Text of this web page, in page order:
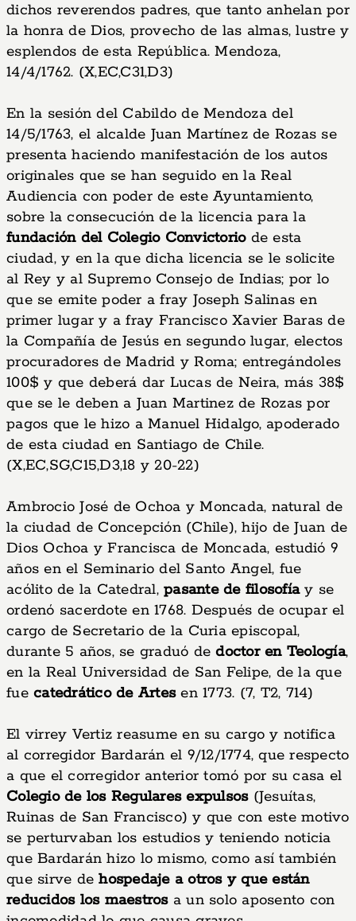
dichos reverendos padres, que tanto anhelan por
la honra de Dios, provecho de las almas, lustre y
esplendos de esta República. Mendoza,
14/4/1762. (X,EC,C31,D3)
En la sesión del Cabildo de Mendoza del
14/5/1763, el alcalde Juan Martínez de Rozas se
presenta haciendo manifestación de los autos
originales que se han seguido en la Real
Audiencia con poder de este Ayuntamiento,
sobre la consecución de la licencia para la
fundación del Colegio Convictoriode esta
ciudad, y en la que dicha licencia se le solicite
al Rey y al Supremo Consejo de Indias; por lo
que se emite poder a fray Joseph Salinas en
primer lugar y a fray Francisco Xavier Baras de
la Compañía de Jesús en segundo lugar, electos
procuradores de Madrid y Roma; entregándoles
100$ y que deberá dar Lucas de Neira, más 38$
que se le deben a Juan Martinez de Rozas por
pagos que le hizo a Manuel Hidalgo, apoderado
de esta ciudad en Santiago de Chile.
(X,EC,SG,C15,D3,18 y 20-22)
Ambrocio José de Ochoa y Moncada, natural de
la ciudad de Concepción (Chile), hijo de Juan de
Dios Ochoa y Francisca de Moncada, estudió 9
años en el Seminario del Santo Angel, fue
acólito de la Catedral, pasante de filosofíay se
ordenó sacerdote en 1768. Después de ocupar el
cargo de Secretario de la Curia episcopal,
durante 5 años, se graduó dedoctor en Teología,
en la Real Universidad de San Felipe, de la que
fue catedrático de Artesen 1773. (7, T2, 714)
El virrey Vertiz reasume en su cargo y notifica
al corregidor Bardarán el 9/12/1774, que respecto
a que el corregidor anterior tomó por su casa el
Colegio de los Regulares expulsos(Jesuítas,
Ruinas de San Francisco) y que con este motivo
se perturvaban los estudios y teniendo noticia
que Bardarán hizo lo mismo, como así también
que sirve dehospedaje a otros y que están
reducidos los maestrosa un solo aposento con